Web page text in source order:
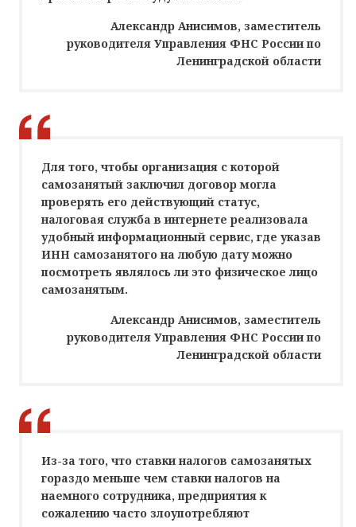
Александр Анисимов, заместитель
руководителя Управления ФНС России по
Ленинградской области
Для того, чтобы организация с которой
самозанятый заключил договор могла
проверять его действующий статус,
налоговая служба в интернете реализовала
удобный информационный сервис, где указав
ИНН самозанятого на любую дату можно
посмотреть являлось ли это физическое лицо
самозанятым.
Александр Анисимов, заместитель
руководителя Управления ФНС России по
Ленинградской области
Из-за того, что ставки налогов самозанятых
гораздо меньше чем ставки налогов на
наемного сотрудника, предприятия к
сожалению часто злоупотребляют